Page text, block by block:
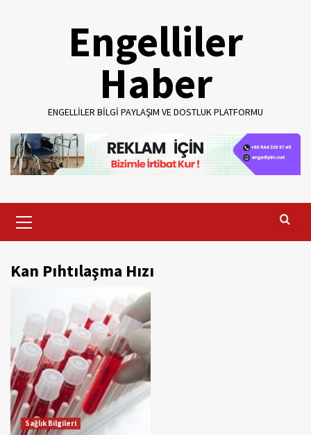
Engelliler
Haber
ENGELLILER BILGI PAYLAŞIM VE DOSTLUK PLATFORMU
Menu
Kan Pıhtılaşma Hızı
Sağlık Bilgileri